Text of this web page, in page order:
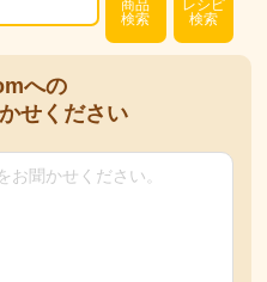
商品
検索
レシピ
検索
への
せください